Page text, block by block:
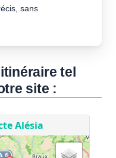
sans
tel
site :